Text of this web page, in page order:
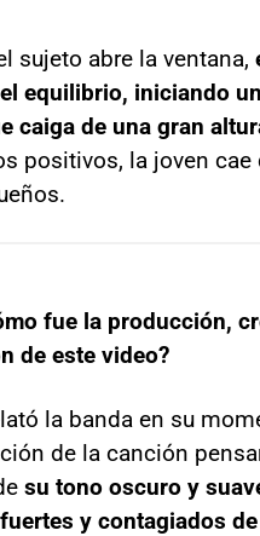
sujeto abre la ventana,
equilibrio, iniciando
caiga de una gran
positivos, la joven
fue la producción,
de este video?
la banda en su
de la canción
su tono oscuro y
y contagiados